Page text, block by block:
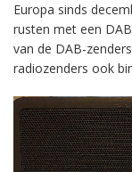
Europa sinds
rusten met een
van de DAB-
radiozenders ook